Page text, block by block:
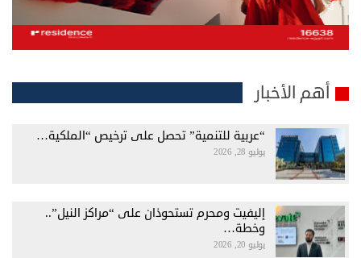
أهم الأخبار
“عربية للتنمية” تحصل على ترخيص “الملكية…
يوليو 28, 2026
إليفيت ومحرم تستحوذان على “مراكز النيل”..
وخطة…
يوليو 20, 2026